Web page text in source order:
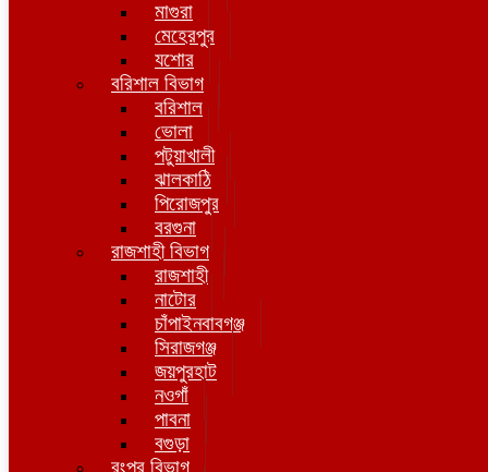
মাগুরা
মেহেরপুর
যশোর
বরিশাল বিভাগ
বরিশাল
ভোলা
পটুয়াখালী
ঝালকাঠি
পিরোজপুর
বরগুনা
রাজশাহী বিভাগ
রাজশাহী
নাটোর
চাঁপাইনবাবগঞ্জ
সিরাজগঞ্জ
জয়পুরহাট
নওগাঁ
পাবনা
বগুড়া
রংপুর বিভাগ